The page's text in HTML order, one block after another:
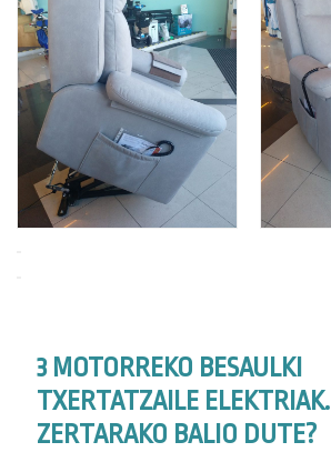
3 MOTORREKO BESAULKI
TXERTATZAILE ELEKTRIAK.
ZERTARAKO BALIO DUTE?